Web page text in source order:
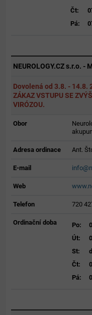
Čt:
Pá:
NEUROLOGY.CZ s.r.o. -
Dovolená od 3.8. - 14.8.
ZÁKAZ VSTUPU SE
VIRÓZOU.
Obor
Adresa ordinace Ant.
E-mail
Web
Telefon 720
Ordinační doba Po:
Út:
St:
Čt:
Pá: